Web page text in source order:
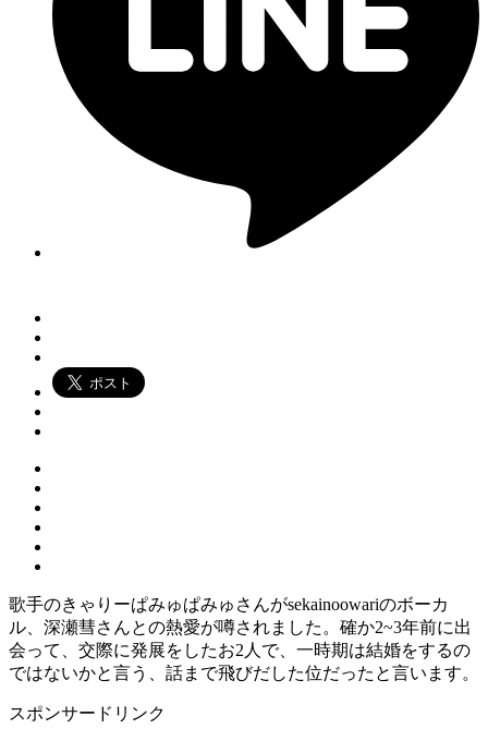
歌手のきゃりーぱみゅぱみゅさんがsekainoowariのボーカ
ル、深瀬彗さんとの熱愛が噂されました。確か2~3年前に出
会って、交際に発展をしたお2人で、一時期は結婚をするの
ではないかと言う、話まで飛びだした位だったと言います。
スポンサードリンク